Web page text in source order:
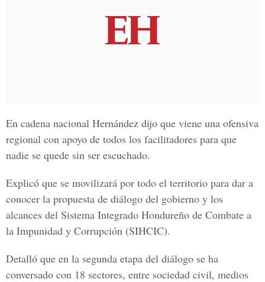
En cadena nacional Hernández dijo que viene una ofensiva
regional con apoyo de todos los facilitadores para que
nadie se quede sin ser escuchado.
Explicó que se movilizará por todo el territorio para dar a
conocer la propuesta de diálogo del gobierno y los
alcances del Sistema Integrado Hondureño de Combate a
la Impunidad y Corrupción (SIHCIC).
Detalló que en la segunda etapa del diálogo se ha
conversado con 18 sectores, entre sociedad civil, medios